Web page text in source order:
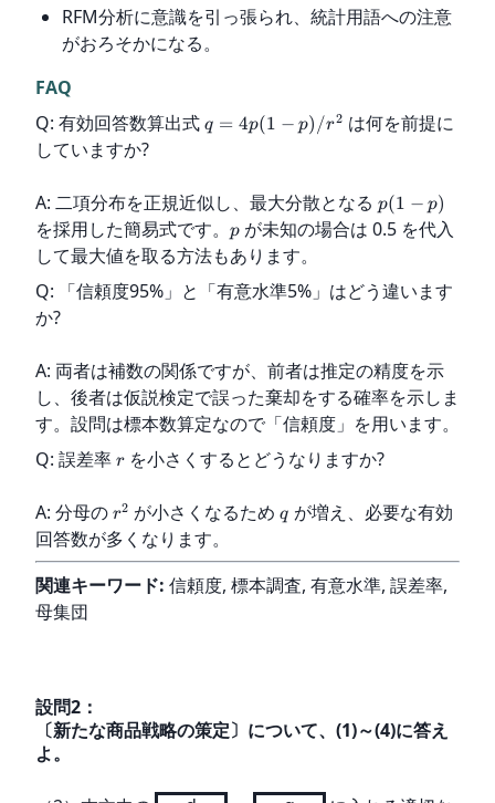
RFM分析に意識を引っ張られ、統計用語への注意
がおろそかになる。
FAQ
Q: 有効回答数算出式 q = 4p(1 − p) /r2 は何を前提に
していますか?
A: 二項分布を正規近似し、最大分散となる p(1 − p)
を採用した簡易式です。 p が未知の場合は 0.5 を代入
して最大値を取る方法もあります。
Q: 「信頼度95%」と「有意水準5%」はどう違います
か?
A: 両者は補数の関係ですが、前者は推定の精度を示
し、後者は仮説検定で誤った棄却をする確率を示しま
す。設問は標本数算定なので「信頼度」を用います。
Q: 誤差率 r を小さくするとどうなりますか?
A: 分母の r2 が小さくなるため q が増え、必要な有効
回答数が多くなります。
関連キーワード: 信頼度, 標本調査, 有意水準, 誤差率,
母集団
設問2 ：
〔新たな商品戦略の策定〕について、(1)～(4)に答え
よ。